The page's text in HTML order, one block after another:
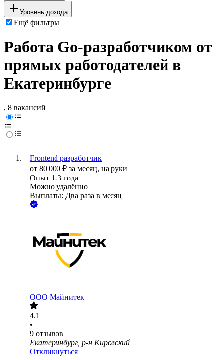
Уровень дохода
Ещё фильтры
Работа Go-разработчиком от
прямых работодателей в
Екатеринбурге
, 8 вакансий
Frontend разработчик
от 80 000 ₽ за месяц, на руки
Опыт 1-3 года
Можно удалённо
Выплаты: Два раза в месяц
ООО Майнитек
4.1
•
9 отзывов
Екатеринбург, р-н Кировский
Откликнуться